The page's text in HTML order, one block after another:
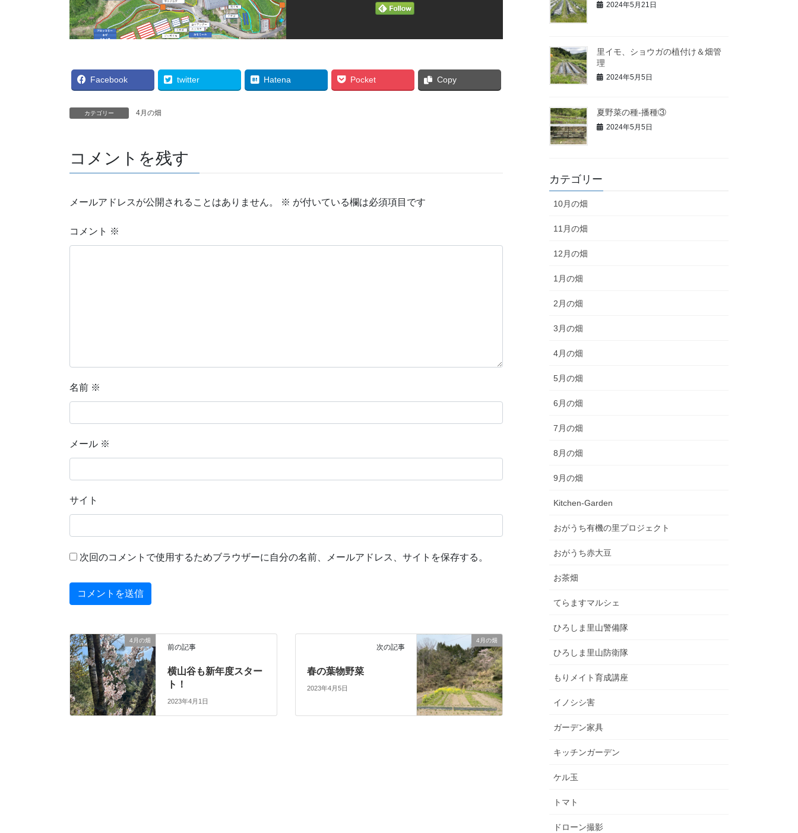
Facebook twitter Hatena Pocket Copy
カテゴリー 4月の畑
コメントを残す
メールアドレスが公開されることはありません。 ※ が付いている欄は必須項目です
コメント ※
名前 ※
メール ※
サイト
次回のコメントで使用するためブラウザーに自分の名前、メールアドレス、サイトを保存する。
4月の畑
前の記事
横山谷も新年度スター
ト！
2023年4月1日
4月の畑
次の記事
春の葉物野菜
2023年4月5日
2024年5月21日
里イモ、ショウガの植付け＆畑管
理
2024年5月5日
夏野菜の種‐播種③
2024年5月5日
カテゴリー
10月の畑
11月の畑
12月の畑
1月の畑
2月の畑
3月の畑
4月の畑
5月の畑
6月の畑
7月の畑
8月の畑
9月の畑
Kitchen-Garden
おがうち有機の里プロジェクト
おがうち赤大豆
お茶畑
てらますマルシェ
ひろしま里山警備隊
ひろしま里山防衛隊
もりメイト育成講座
イノシシ害
ガーデン家具
キッチンガーデン
ケル玉
トマト
ドローン撮影